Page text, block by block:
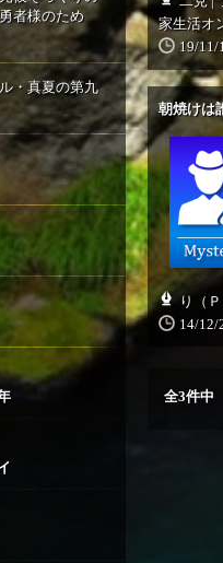
者様のため
・真夏の第九
家生活オ
19/11/
朝焼けは
り（Ｐ
14/12/
全3件中